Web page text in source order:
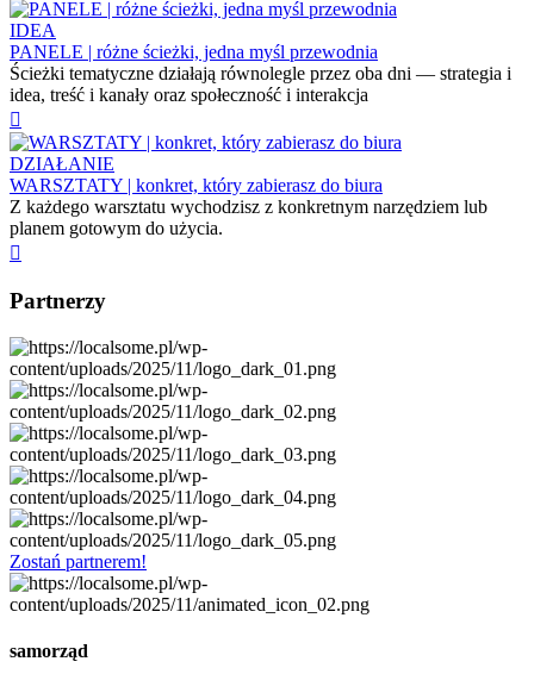
IDEA
PANELE | różne ścieżki, jedna myśl przewodnia
Ścieżki tematyczne działają równolegle przez oba dni — strategia i
idea, treść i kanały oraz społeczność i interakcja
DZIAŁANIE
WARSZTATY | konkret, który zabierasz do biura
Z każdego warsztatu wychodzisz z konkretnym narzędziem lub
planem gotowym do użycia.
Partnerzy
Zostań partnerem!
samorząd